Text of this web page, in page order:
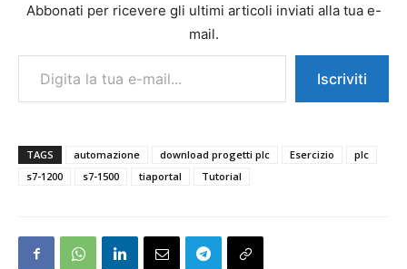
Abbonati per ricevere gli ultimi articoli inviati alla tua e-
mail.
Digita la tua e-mail...
Iscriviti
TAGS automazione download progetti plc Esercizio
plc
s7-1200
s7-1500 tiaportal Tutorial